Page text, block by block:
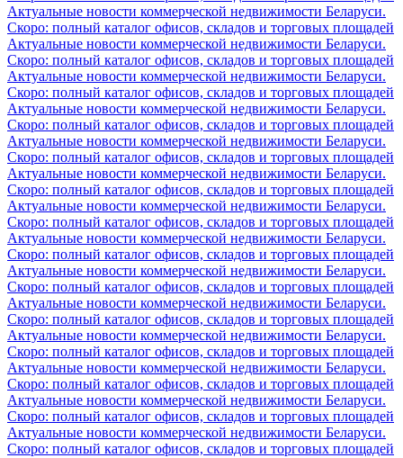
Актуальные новости коммерческой недвижимости Беларуси.
Скоро: полный каталог офисов, складов и торговых площадей
Актуальные новости коммерческой недвижимости Беларуси.
Скоро: полный каталог офисов, складов и торговых площадей
Актуальные новости коммерческой недвижимости Беларуси.
Скоро: полный каталог офисов, складов и торговых площадей
Актуальные новости коммерческой недвижимости Беларуси.
Скоро: полный каталог офисов, складов и торговых площадей
Актуальные новости коммерческой недвижимости Беларуси.
Скоро: полный каталог офисов, складов и торговых площадей
Актуальные новости коммерческой недвижимости Беларуси.
Скоро: полный каталог офисов, складов и торговых площадей
Актуальные новости коммерческой недвижимости Беларуси.
Скоро: полный каталог офисов, складов и торговых площадей
Актуальные новости коммерческой недвижимости Беларуси.
Скоро: полный каталог офисов, складов и торговых площадей
Актуальные новости коммерческой недвижимости Беларуси.
Скоро: полный каталог офисов, складов и торговых площадей
Актуальные новости коммерческой недвижимости Беларуси.
Скоро: полный каталог офисов, складов и торговых площадей
Актуальные новости коммерческой недвижимости Беларуси.
Скоро: полный каталог офисов, складов и торговых площадей
Актуальные новости коммерческой недвижимости Беларуси.
Скоро: полный каталог офисов, складов и торговых площадей
Актуальные новости коммерческой недвижимости Беларуси.
Скоро: полный каталог офисов, складов и торговых площадей
Актуальные новости коммерческой недвижимости Беларуси.
Скоро: полный каталог офисов, складов и торговых площадей